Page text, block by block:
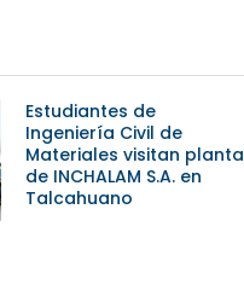
Estudiantes de
Ingeniería Civil de
Materiales visitan planta
de INCHALAM S.A. en
Talcahuano